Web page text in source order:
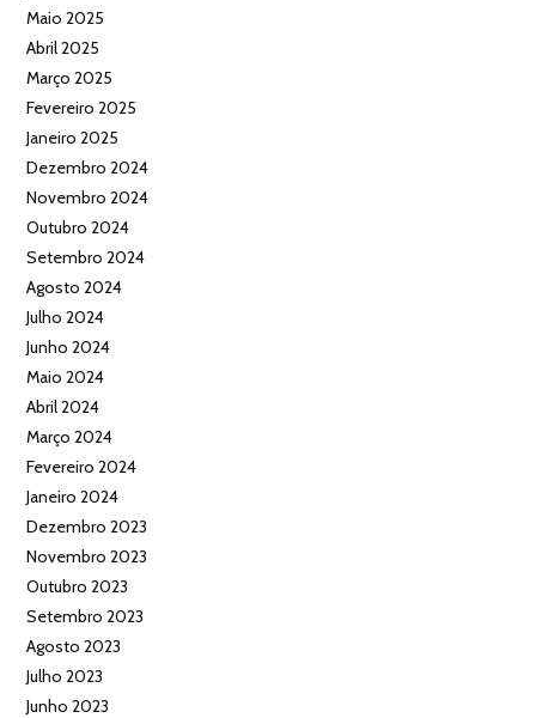
Maio 2025
Abril 2025
Março 2025
Fevereiro 2025
Janeiro 2025
Dezembro 2024
Novembro 2024
Outubro 2024
Setembro 2024
Agosto 2024
Julho 2024
Junho 2024
Maio 2024
Abril 2024
Março 2024
Fevereiro 2024
Janeiro 2024
Dezembro 2023
Novembro 2023
Outubro 2023
Setembro 2023
Agosto 2023
Julho 2023
Junho 2023